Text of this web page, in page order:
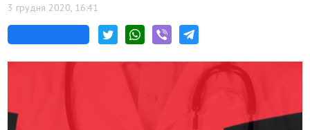
3 грудня 2020, 16:41